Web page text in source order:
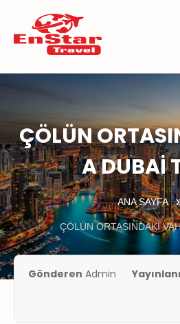
İçeriğe
KIBRIS
ÇÖLÜN
A DUBAİ
ANA SAYFA
ÇÖLÜN ORTASINDAKİ
Gönderen Admin